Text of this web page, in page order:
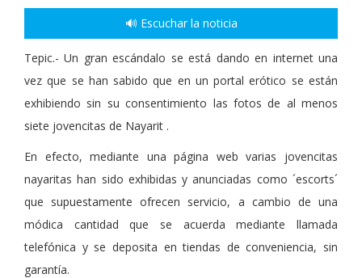
🔊 Escuchar la noticia
Tepic.- Un gran escándalo se está dando en internet una
vez que se han sabido que en un portal erótico se están
exhibiendo sin su consentimiento las fotos de al menos
siete jovencitas de Nayarit .
En efecto, mediante una página web varias jovencitas
nayaritas han sido exhibidas y anunciadas como ´escorts´
que supuestamente ofrecen servicio, a cambio de una
módica cantidad que se acuerda mediante llamada
telefónica y se deposita en tiendas de conveniencia, sin
garantía.